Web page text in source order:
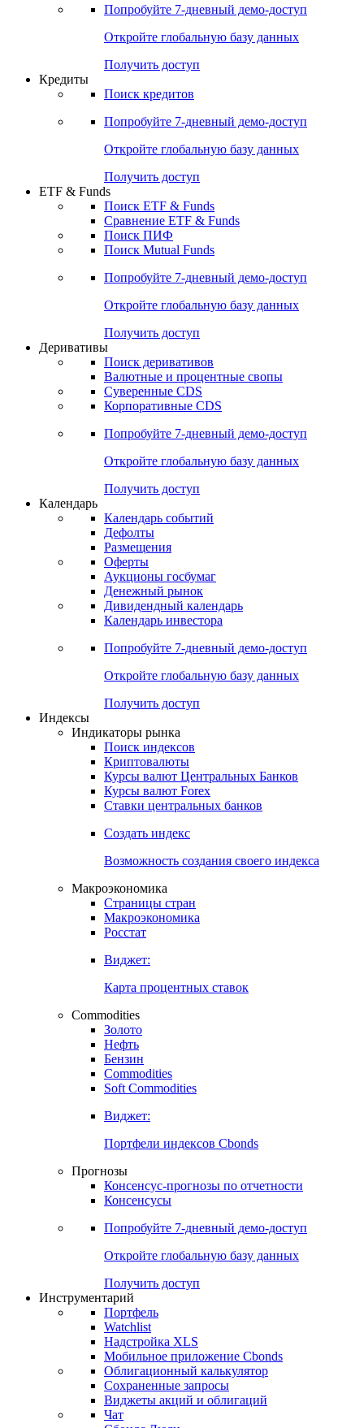
Поиск акций
Российские IPO/SPO
Попробуйте7-дневный
Откройте глобальную базу данных
Получить доступ
Поиск кредитов
Попробуйте7-дневный
Откройте глобальную базу данных
Получить доступ
ETF & Funds
Сравнение ETF & Funds
Поиск Mutual Funds
Попробуйте7-дневный
Откройте глобальную базу данных
Получить доступ
Деривативы
Валютные и процентные свопы
Корпоративные CDS
Попробуйте7-дневный
Откройте глобальную базу данных
Получить доступ
Календарь
Календарь событий
Дефолты
Размещения
Оферты
Денежный рынок
Календарь инвестора
Попробуйте7-дневный
Откройте глобальную базу данных
Получить доступ
Индикаторы рынка
Поиск индексов
Курсы валют Центральных Банков
Ставки центральных банков
Создать индекс
Возможность создания своего индекса
Страницы стран
Росстат
Виджет:
Карта процентных ставок
Commodities
Золото
Бензин
Soft Commodities
Виджет:
Портфели индексов Cbonds
Прогнозы
Консенсусы
Попробуйте7-дневный
Откройте глобальную базу данных
Получить доступ
Инструментарий
Портфель
Watchlist
Надстройка XLS
Мобильное приложение Cbonds